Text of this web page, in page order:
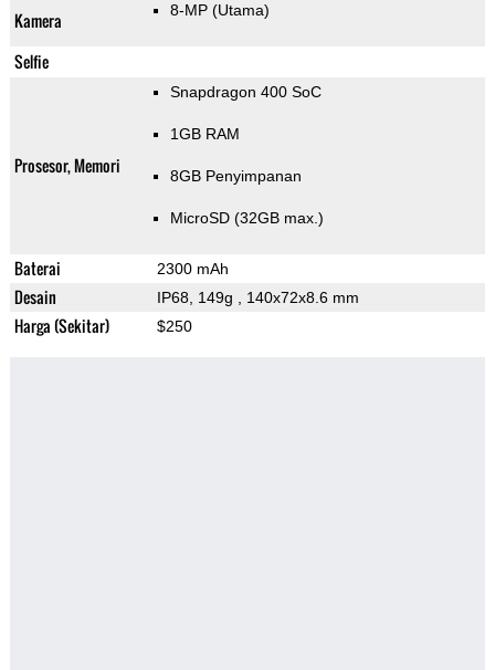
Kamera 8-MP (Utama)
Selfie
Prosesor, Memori
Snapdragon 400 SoC
1GB RAM
8GB Penyimpanan
MicroSD (32GB max.)
Baterai 2300 mAh
Desain IP68, 149g , 140x72x8.6 mm
Harga (Sekitar) $250